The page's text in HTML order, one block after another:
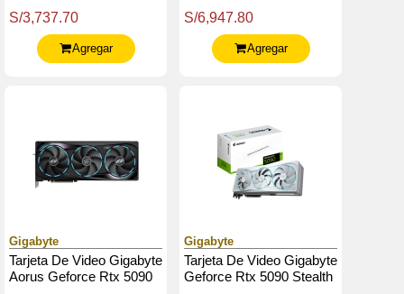
Gddr7, Pcie Gen 5.0
S/3,737.70
Agregar
Gddr7, Pcie Gen 5.0
S/6,947.80
Agregar
Gigabyte
Tarjeta De Video Gigabyte
Aorus Geforce Rtx 5090
Gigabyte
Tarjeta De Video Gigabyte
Geforce Rtx 5090 Stealth